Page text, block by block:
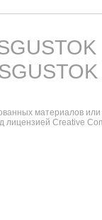
материалов
лицензией Creative